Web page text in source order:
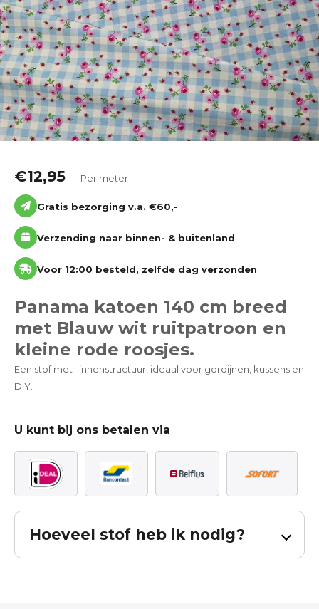
Grootverbruik
Tijdpakker stof
€12,95 Per meter
Gratis bezorging v.a. €60,-
Verzending naar binnen- & buitenland
Voor 12:00 besteld, zelfde dag verzonden
Panama katoen 140 cm breed
met Blauw wit ruitpatroon en
kleine rode roosjes.
Een stof met linnenstructuur, ideaal voor gordijnen, kussens en
DIY.
U kunt bij ons betalen via
Hoeveel stof heb ik nodig?